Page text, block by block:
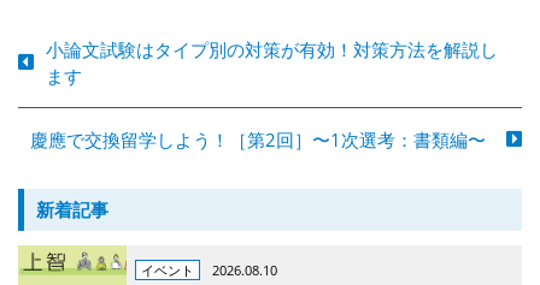
小論文試験はタイプ別の対策が有効！対策方法を解説し
ます
慶應で交換留学しよう！［第2回］〜1次選考：書類編〜
新着記事
イベント 2026.08.10